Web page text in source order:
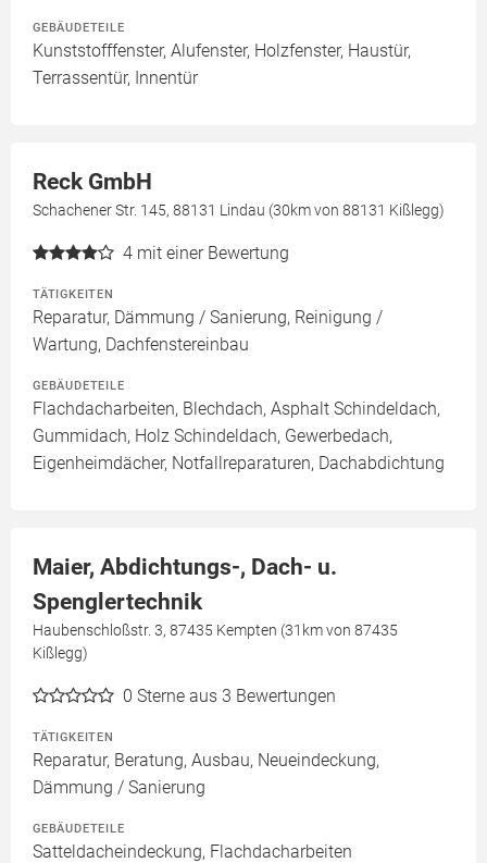
GEBÄUDETEILE
Kunststofffenster, Alufenster, Holzfenster, Haustür,
Terrassentür, Innentür
Reck GmbH
Schachener Str. 145, 88131 Lindau (30km von 88131 Kißlegg)
4 mit einer Bewertung
TÄTIGKEITEN
Reparatur, Dämmung / Sanierung, Reinigung /
Wartung, Dachfenstereinbau
GEBÄUDETEILE
Flachdacharbeiten, Blechdach, Asphalt Schindeldach,
Gummidach, Holz Schindeldach, Gewerbedach,
Eigenheimdächer, Notfallreparaturen, Dachabdichtung
Maier, Abdichtungs-, Dach- u.
Spenglertechnik
Haubenschloßstr. 3, 87435 Kempten (31km von 87435
Kißlegg)
0 Sterne aus 3 Bewertungen
TÄTIGKEITEN
Reparatur, Beratung, Ausbau, Neueindeckung,
Dämmung / Sanierung
GEBÄUDETEILE
Satteldacheindeckung, Flachdacharbeiten